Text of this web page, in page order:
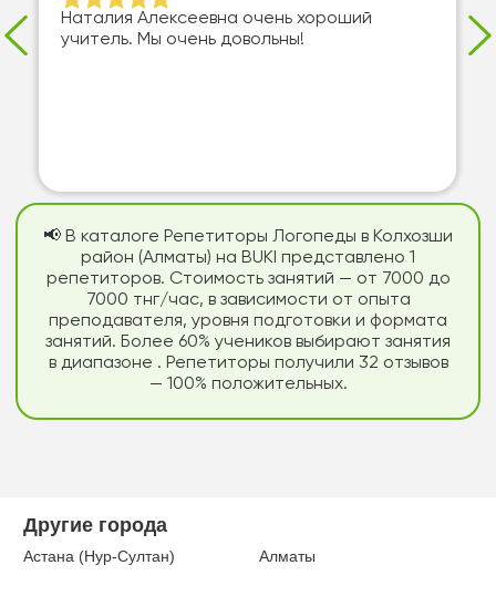
Наталия Алексеевна очень хороший
учитель. Мы очень довольны!
📢 В каталоге Репетиторы Логопеды в Колхозши
район (Алматы) на BUKI представлено 1
репетиторов. Стоимость занятий — от 7000 до
7000 тнг/час, в зависимости от опыта
преподавателя, уровня подготовки и формата
занятий. Более 60% учеников выбирают занятия
в диапазоне . Репетиторы получили 32 отзывов
— 100% положительных.
Другие города
Астана (Нур-Султан) Алматы